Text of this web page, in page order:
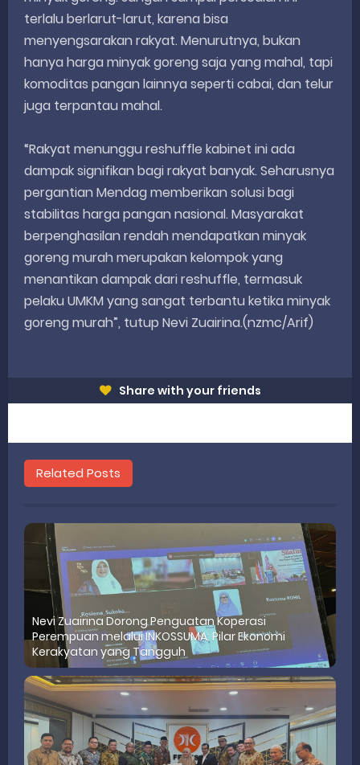
terlalu berlarut-larut, karena bisa
menyengsarakan rakyat. Menurutnya, bukan
hanya harga minyak goreng saja yang mahal, tapi
komoditas pangan lainnya seperti cabai, dan telur
juga terpantau mahal.
“Rakyat menunggu reshuffle kabinet ini ada
dampak signifikan bagi rakyat banyak. Seharusnya
pergantian Mendag memberikan solusi bagi
stabilitas harga pangan nasional. Masyarakat
berpenghasilan rendah mendapatkan minyak
goreng murah merupakan kelompok yang
menantikan dampak dari reshuffle, termasuk
pelaku UMKM yang sangat terbantu ketika minyak
goreng murah”, tutup Nevi Zuairina.(nzmc/Arif)
Share with your friends
Related Posts
Nevi Zuairina Dorong Penguatan Koperasi
Perempuan melalui INKOSSUMA: Pilar Ekonomi
Kerakyatan yang Tangguh